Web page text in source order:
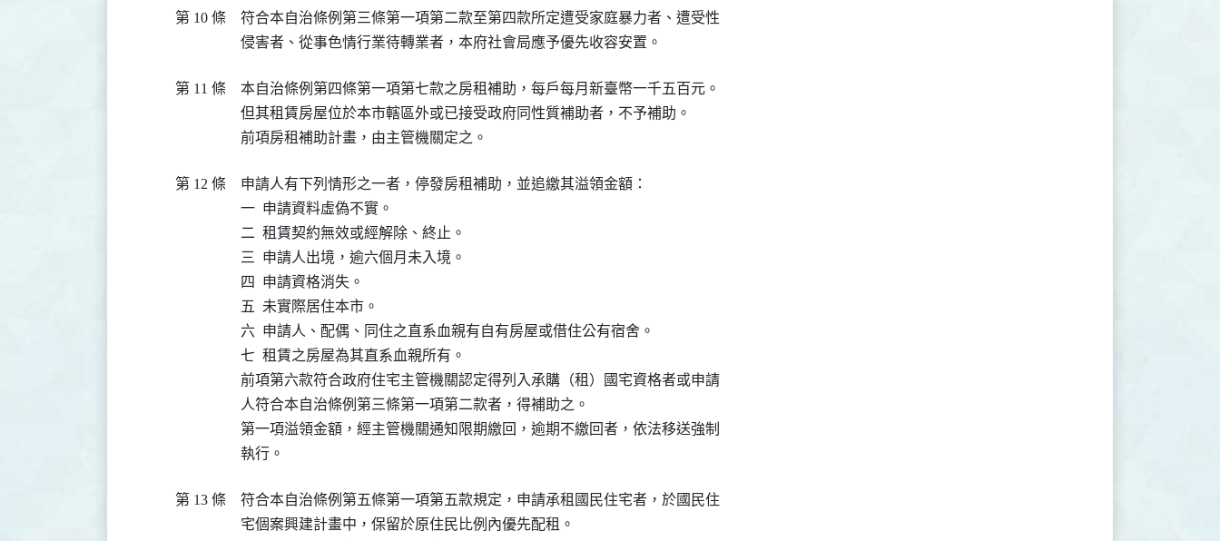
第 10 條
符合本自治條例第三條第一項第二款至第四款所定遭受家庭暴力者、遭受性
侵害者、從事色情行業待轉業者，本府社會局應予優先收容安置。
第 11 條
本自治條例第四條第一項第七款之房租補助，每戶每月新臺幣一千五百元。
但其租賃房屋位於本市轄區外或已接受政府同性質補助者，不予補助。
前項房租補助計畫，由主管機關定之。
第 12 條
申請人有下列情形之一者，停發房租補助，並追繳其溢領金額：
一  申請資料虛偽不實。
二  租賃契約無效或經解除、終止。
三  申請人出境，逾六個月未入境。
四  申請資格消失。
五  未實際居住本市。
六  申請人、配偶、同住之直系血親有自有房屋或借住公有宿舍。
七  租賃之房屋為其直系血親所有。
前項第六款符合政府住宅主管機關認定得列入承購（租）國宅資格者或申請
人符合本自治條例第三條第一項第二款者，得補助之。
第一項溢領金額，經主管機關通知限期繳回，逾期不繳回者，依法移送強制
執行。
第 13 條
符合本自治條例第五條第一項第五款規定，申請承租國民住宅者，於國民住
宅個案興建計畫中，保留於原住民比例內優先配租。